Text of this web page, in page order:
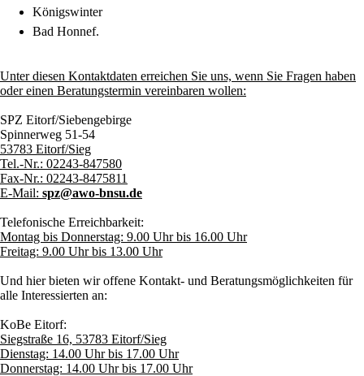
Königswinter
Bad Honnef.
Unter diesen Kontaktdaten erreichen Sie uns, wenn Sie Fragen haben
oder einen Beratungstermin vereinbaren wollen:
SPZ Eitorf/Siebengebirge
Spinnerweg 51-54
53783 Eitorf/Sieg
Tel.-Nr.: 02243-847580
Fax-Nr.: 02243-8475811
E-Mail: spz@awo-bnsu.de
Telefonische Erreichbarkeit:
Montag bis Donnerstag: 9.00 Uhr bis 16.00 Uhr
Freitag: 9.00 Uhr bis 13.00 Uhr
Und hier bieten wir offene Kontakt- und Beratungsmöglichkeiten für
alle Interessierten an:
KoBe Eitorf:
Siegstraße 16, 53783 Eitorf/Sieg
Dienstag: 14.00 Uhr bis 17.00 Uhr
Donnerstag: 14.00 Uhr bis 17.00 Uhr